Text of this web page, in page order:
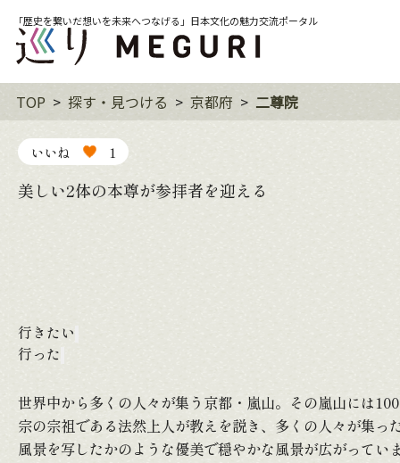
「歴史を繋いだ想いを未来へつなげる」日本文化の魅力交流ポータル
TOP 探す・見つける 京都府 二尊院
美しい2体の本尊が参拝者を迎える
いいね 1
行きたい
行った
世界中から多くの人々が集う京都・嵐山。その嵐山には
宗の宗祖である法然上人が教えを説き、多くの人々が集
風景を写したかのような優美で穏やかな風景が広がってい